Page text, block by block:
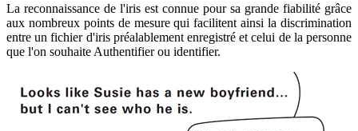
La reconnaissance de l'iris est connue pour sa grande fiabilité grâce
aux nombreux points de mesure qui facilitent ainsi la discrimination
entre un fichier d'iris préalablement enregistré et celui de la personne
que l'on souhaite Authentifier ou identifier.